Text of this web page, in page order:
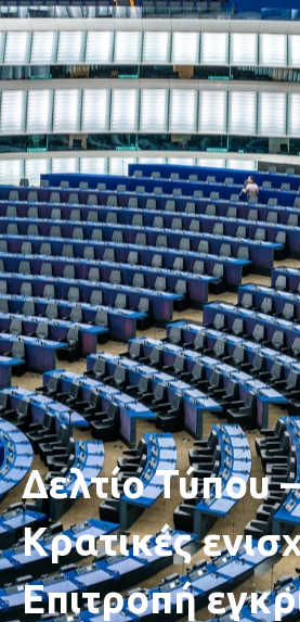
Δελτίο Τύπου –
Κρατικές
Επιτροπή